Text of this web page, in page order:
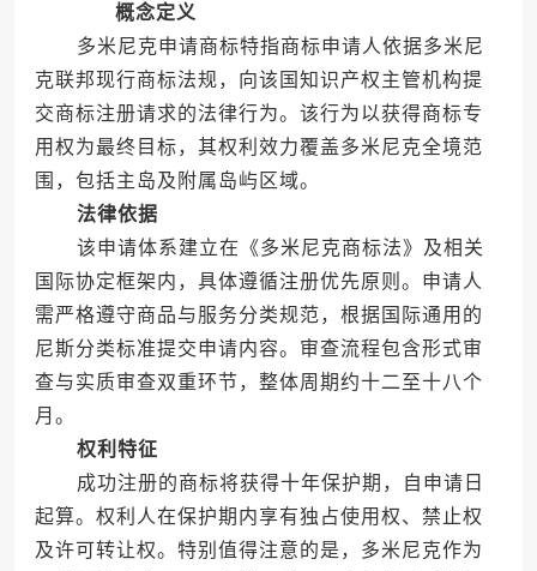
概念定义
多米尼克申请商标特指商标申请人依据多米尼
克联邦现行商标法规，向该国知识产权主管机构提
交商标注册请求的法律行为。该行为以获得商标专
用权为最终目标，其权利效力覆盖多米尼克全境范
围，包括主岛及附属岛屿区域。
法律依据
该申请体系建立在《多米尼克商标法》及相关
国际协定框架内，具体遵循注册优先原则。申请人
需严格遵守商品与服务分类规范，根据国际通用的
尼斯分类标准提交申请内容。审查流程包含形式审
查与实质审查双重环节，整体周期约十二至十八个
月。
权利特征
成功注册的商标将获得十年保护期，自申请日
起算。权利人在保护期内享有独占使用权、禁止权
及许可转让权。特别值得注意的是，多米尼克作为